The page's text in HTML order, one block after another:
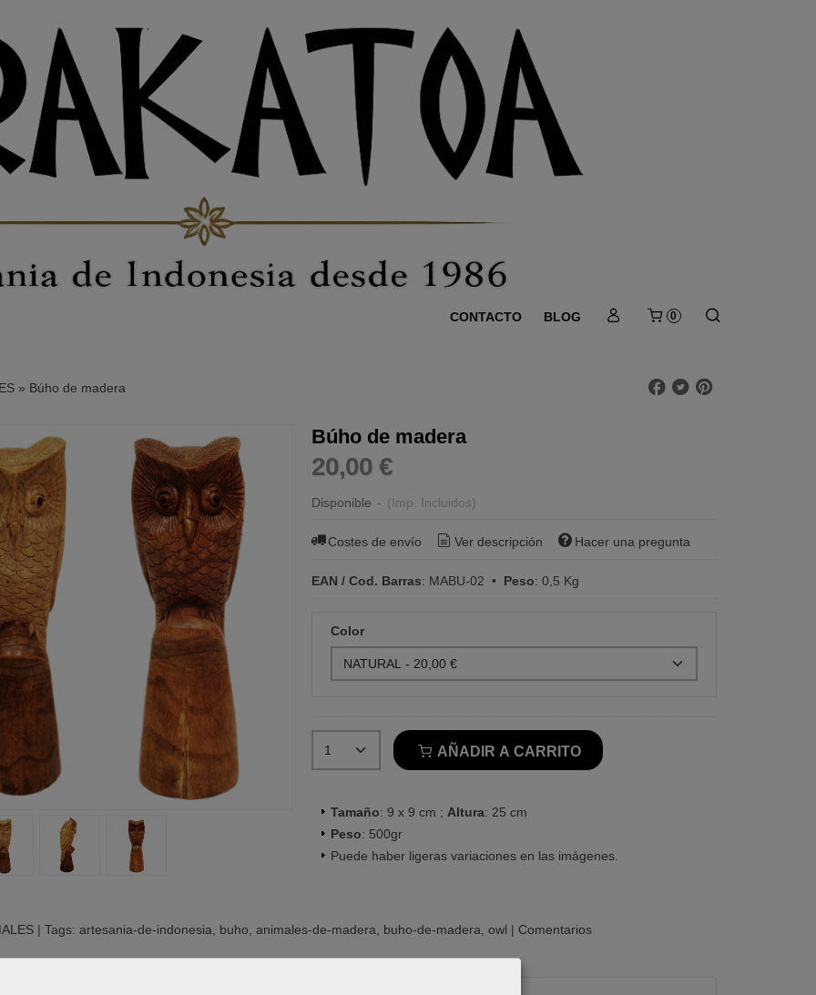
CONTACTO BLOG 0
» Búho de madera
Búho de madera
20,00 €
Disponible - (Imp. Incluidos)
Costes de envío Ver descripción Hacer una pregunta
EAN / Cod. Barras: MABU-02 • Peso: 0,5 Kg
Color
AÑADIR A CARRITO
Tamaño: 9 x 9 cm ; Altura: 25 cm
Peso: 500gr
Puede haber ligeras variaciones en las imágenes.
| Tags: artesania-de-indonesia buho animales-de-madera buho-de-madera owl | Comentarios